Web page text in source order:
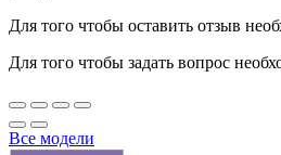
Для того чтобы оставить отзыв
Для того чтобы задать вопрос
Все модели